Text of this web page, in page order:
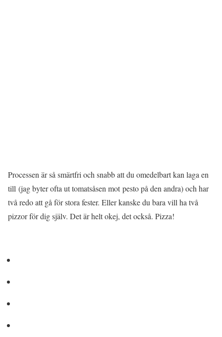
Processen är så smärtfri och snabb att du omedelbart kan laga en
till (jag byter ofta ut tomatsåsen mot pesto på den andra) och har
två redo att gå för stora fester. Eller kanske du bara vill ha två
pizzor för dig själv. Det är helt okej, det också. Pizza!